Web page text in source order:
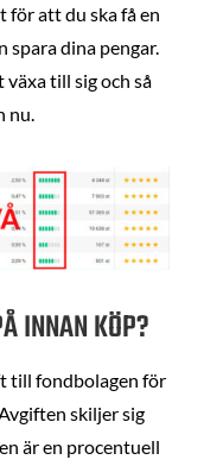
för att du ska få en
spara dina pengar.
till sig och så
nu.
INNAN KÖP?
till fondbolagen för
skiljer sig
är en procentuell